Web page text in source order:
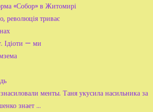
«Собор» в Житомирі
революція триває
Ідіоти — ми
менты. Таня укусила насильника за
знает ...